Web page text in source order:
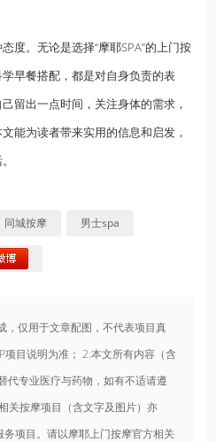
度。无论是选择“摩耶SPA”的上门按
早餐搭配，都是对自身负责的表
留出一点时间，关注身体的需求，
能为读者带来实用的信息和启发，
同城按摩 男士spa
，仅用于文章配图，不代表项目真
项目说明为准； 2.本文所有内容（含
代专业医疗与药物，如有不适请遵
关按摩项目（含文字及图片）亦
务项目。请以摩耶上门按摩官方相关